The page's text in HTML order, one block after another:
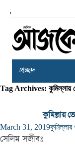
,
প্রচ্ছদ
Tag Archives: কুমিল্লায়
কুমিল্লায়
March 31, 2019কুমিল্লার
সেলিম সজীবঃ